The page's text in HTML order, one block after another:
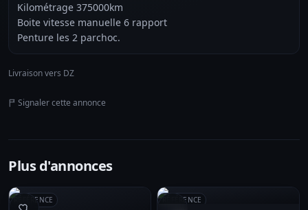
Kilométrage 375000km
Boite vitesse manuelle 6 rapport
Penture les 2 parchoc.
Livraison vers DZ
Signaler cette annonce
Plus d'annonces
RÉFÉRENCE RÉFÉRENCE